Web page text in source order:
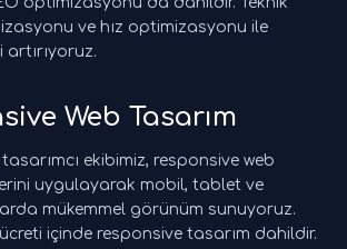
ve hız optimizasyonu ile
Web Tasarım
ekibimiz, responsive web
uygulayarak mobil, tablet ve
mükemmel görünüm sunuyoruz.
içinde responsive tasarım dahildir.